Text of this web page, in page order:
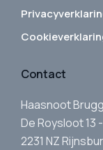
Contact
Haasnoot
De Roysloot 13
2231 NZ